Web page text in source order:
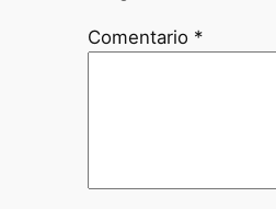
Comentario *